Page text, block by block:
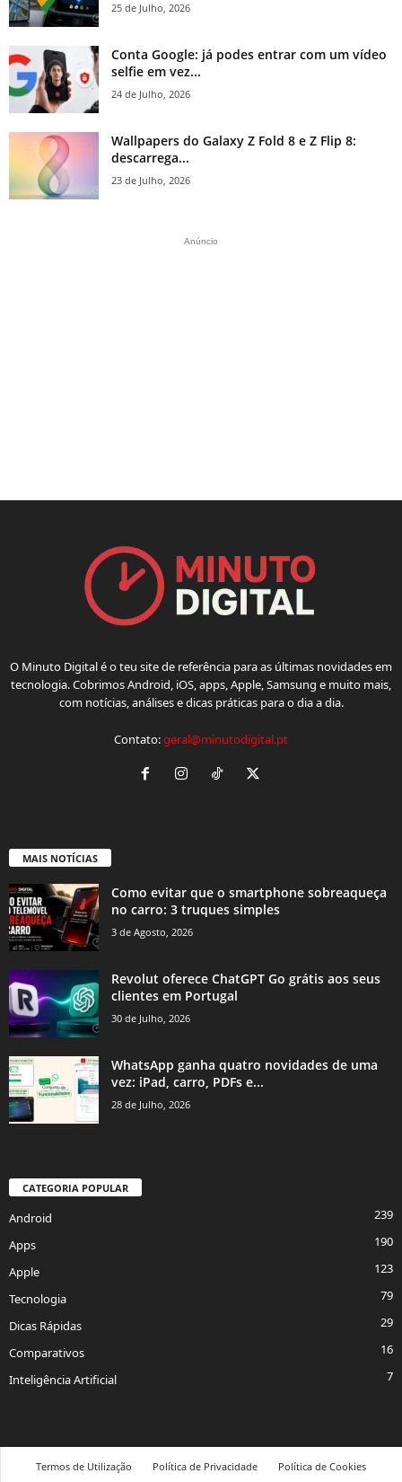
25 de Julho, 2026
Conta Google: já podes entrar com um vídeo
selfie em vez...
24 de Julho, 2026
Wallpapers do Galaxy Z Fold 8 e Z Flip 8:
descarrega...
23 de Julho, 2026
Anúncio
O Minuto Digital é o teu site de referência para as últimas novidades em
tecnologia. Cobrimos Android, iOS, apps, Apple, Samsung e muito mais,
com notícias, análises e dicas práticas para o dia a dia.
Contato:geral@minutodigital.pt
MAIS NOTÍCIAS
Como evitar que o smartphone sobreaqueça
no carro: 3 truques simples
3 de Agosto, 2026
Revolut oferece ChatGPT Go grátis aos seus
clientes em Portugal
30 de Julho, 2026
WhatsApp ganha quatro novidades de uma
vez: iPad, carro, PDFs e...
28 de Julho, 2026
CATEGORIA POPULAR
Android
239
Apps
190
Apple
123
Tecnologia
79
Dicas Rápidas
29
Comparativos
16
Inteligência Artificial
7
Termos de Utilização Política de Privacidade
Política de Cookies